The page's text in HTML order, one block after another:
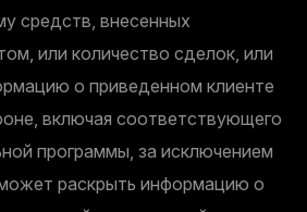
средств, внесенных
или количество сделок, или
о приведенном клиенте
включая соответствующего
программы, за исключением
раскрыть информацию о